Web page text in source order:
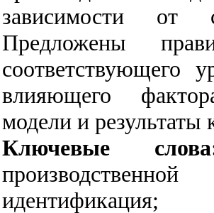
зависимости от
Предложены
соответствующего
влияющего
модели и
Ключевые
идентификация;